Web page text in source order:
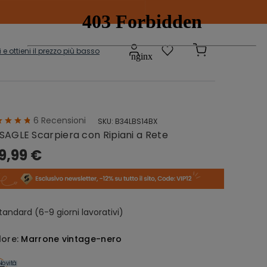
e ottieni il prezzo più basso
Scatole e
Contenitori
Grucce
6 Recensioni SKU: B34LBS14BX
Scarpiera con Ripiani a Rete
€
(6-9 giorni lavorativi)
Marrone vintage-nero